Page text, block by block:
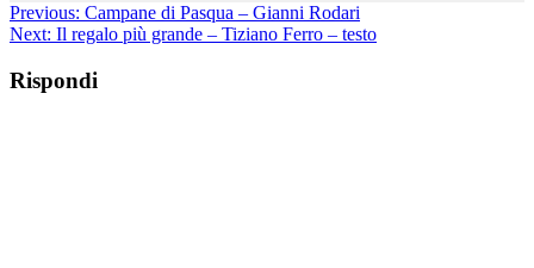
Previous: Campane di Pasqua – Gianni Rodari
Next: Il regalo più grande – Tiziano Ferro – testo
Rispondi